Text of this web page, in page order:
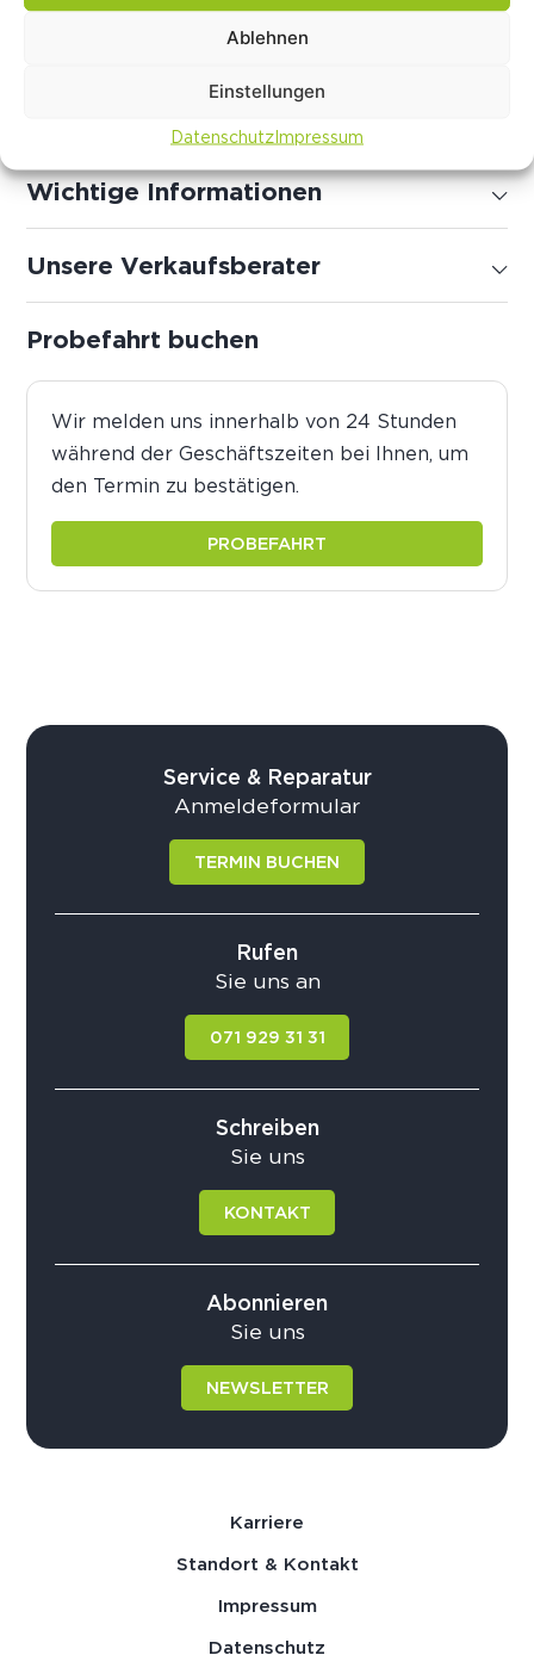
Ablehnen
Einstellungen
DatenschutzImpressum
Serienausstattung
Wichtige Informationen
Unsere Verkaufsberater
Probefahrt buchen
Wir melden uns innerhalb von 24 Stunden
während der Geschäftszeiten bei Ihnen, um
den Termin zu bestätigen.
PROBEFAHRT
Service & Reparatur
Anmeldeformular
TERMIN BUCHEN
Rufen
Sie uns an
071 929 31 31
Schreiben
Sie uns
KONTAKT
Abonnieren
Sie uns
NEWSLETTER
Karriere
Standort & Kontakt
Impressum
Datenschutz